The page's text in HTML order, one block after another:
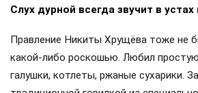
Слух дурной всегда звучит в
Правление Никиты Хрущёва тоже не
какой-либо роскошью. Любил
галушки, котлеты, ржаные сухарики.